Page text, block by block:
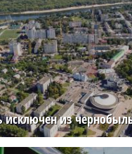
исключен из